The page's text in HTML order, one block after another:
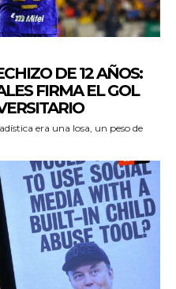
DE 12 AÑOS:
FIRMA EL GOL
era una losa, un peso de